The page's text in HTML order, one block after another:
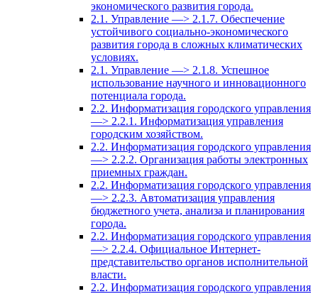
экономического развития города.
2.1. Управление —> 2.1.7. Обеспечение
устойчивого социально-экономического
развития города в сложных климатических
условиях.
2.1. Управление —> 2.1.8. Успешное
использование научного и инновационного
потенциала города.
2.2. Информатизация городского управления
—> 2.2.1. Информатизация управления
городским хозяйством.
2.2. Информатизация городского управления
—> 2.2.2. Организация работы электронных
приемных граждан.
2.2. Информатизация городского управления
—> 2.2.3. Автоматизация управления
бюджетного учета, анализа и планирования
города.
2.2. Информатизация городского управления
—> 2.2.4. Официальное Интернет-
представительство органов исполнительной
власти.
2.2. Информатизация городского управления